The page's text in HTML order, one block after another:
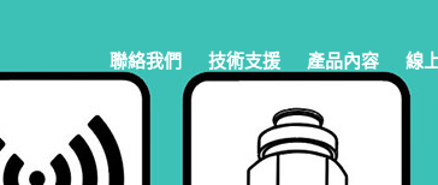
聯絡我們 技術支援 產品內容 線